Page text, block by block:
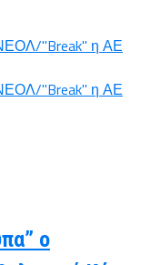
ο